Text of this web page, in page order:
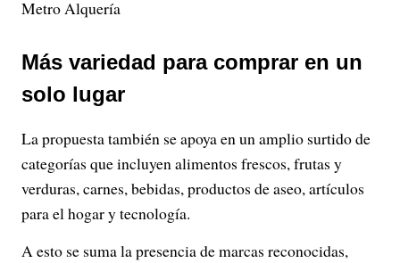
Metro Alquería
Más variedad para comprar en un
solo lugar
La propuesta también se apoya en un amplio surtido de
categorías que incluyen alimentos frescos, frutas y
verduras, carnes, bebidas, productos de aseo, artículos
para el hogar y tecnología.
A esto se suma la presencia de marcas reconocidas,